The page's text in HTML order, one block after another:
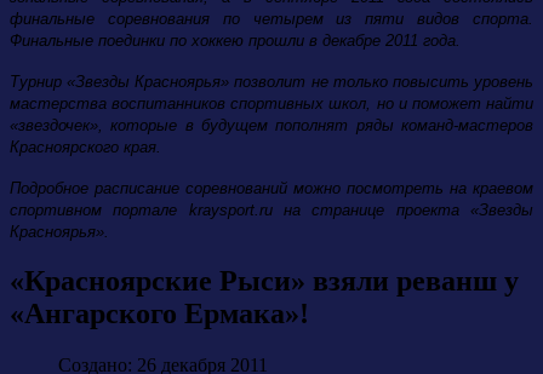
финальные соревнования по четырем из пяти видов спорта.
Финальные поединки по хоккею прошли в декабре 2011 года.
Турнир «Звезды Красноярья» позволит не только повысить уровень
мастерства воспитанников спортивных школ, но и поможет найти
«звездочек», которые в будущем пополнят ряды команд-мастеров
Красноярского края.
Подробное расписание соревнований можно посмотреть на краевом
спортивном портале kraysport.ru на странице проекта «Звезды
Красноярья».
«Красноярские Рыси» взяли реванш у
«Ангарского Ермака»!
Создано: 26 декабря 2011